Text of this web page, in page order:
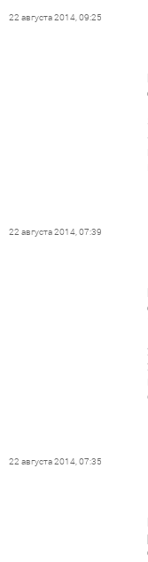
22 августа 2014, 09:25
22 августа 2014, 07:39
22 августа 2014, 07:35